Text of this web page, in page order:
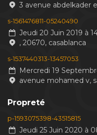
3 avenue abdelkader
s-1561476811-05240490
Jeudi 20 Juin 2019 à
, 20670, casablanca
s-1537440313-13457053
Mercredi 19
avenue mohamed v,
Propreté
p-1593075398-43515815
Jeudi 25 Juin 2020 à